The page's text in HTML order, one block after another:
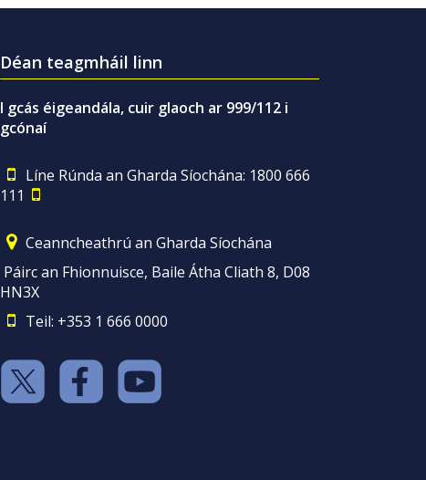
Déan teagmháil linn
I gcás éigeandála, cuir glaoch ar 999/112 i
gcónaí
Líne Rúnda an Gharda Síochána: 1800 666
111
Ceanncheathrú an Gharda Síochána
Páirc an Fhionnuisce, Baile Átha Cliath 8, D08
HN3X
Teil: +353 1 666 0000